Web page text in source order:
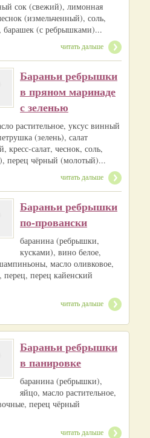
сок (свежий), лимонная
(измельченный), соль,
(с ребрышками)...
читать дальше
Бараньи ребрышки
в пряном маринаде
с зеленью
растительное, уксус винный
(зелень), салат
кресс-салат, чеснок, соль,
перец чёрный (молотый)...
читать дальше
Бараньи ребрышки
по-провански
баранина (ребрышки,
кусками), вино белое,
масло оливковое,
перец, перец кайенский
читать дальше
Бараньи ребрышки
в панировке
баранина (ребрышки),
яйцо, масло растительное,
перец чёрный
читать дальше